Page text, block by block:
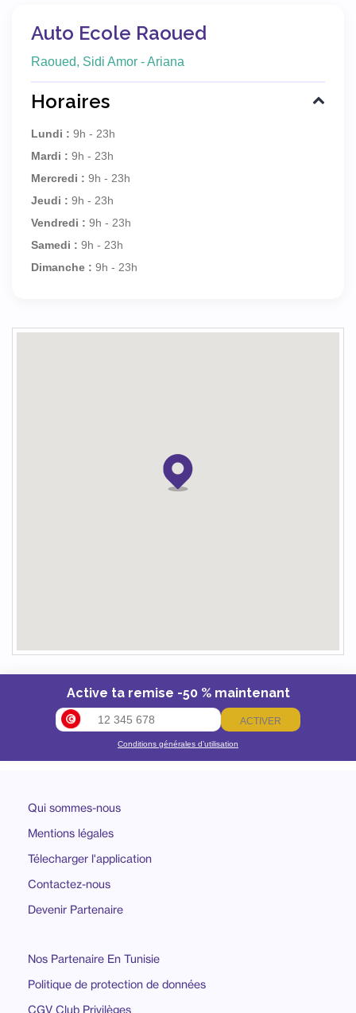
Auto Ecole Raoued
Raoued, Sidi Amor - Ariana
Horaires
Lundi : 9h - 23h
Mardi : 9h - 23h
Mercredi : 9h - 23h
Jeudi : 9h - 23h
Vendredi : 9h - 23h
Samedi : 9h - 23h
Dimanche : 9h - 23h
Active ta remise -50 % maintenant
ACTIVER
Conditions générales d’utilisation
Qui sommes-nous
Mentions légales
Télecharger l'application
Contactez-nous
Devenir Partenaire
Nos Partenaire En Tunisie
Politique de protection de données
CGV Club Privilèges